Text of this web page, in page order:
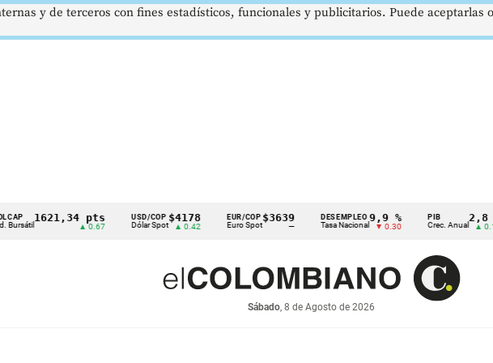
1621,34 pts USD/COP
Dólar Spot
$4178
▲ 0.42
EUR/COP
Euro Spot
$3639
—
DESEMPLEO
Tasa Nacional
9,9 %
▼ 0.30
PIB
Crec. Anual
2,8 %
▲ 0.10
Sábado, 8 de Agosto de 2026
y de terceros con fines estadísticos, funcionales y publicitarios. Puede aceptarlas